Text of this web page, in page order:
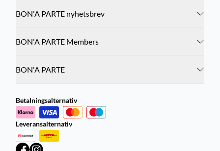
BON'A PARTE nyhetsbrev
BON'A PARTE Members
BON'A PARTE
Betalningsalternativ
Leveransalternativ